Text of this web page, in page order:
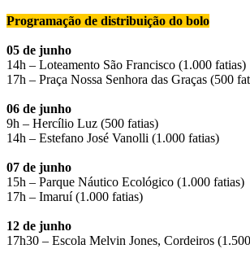
Programação de distribuição do bolo
05 de junho
14h – Loteamento São Francisco (1.000 fatias)
17h – Praça Nossa Senhora das Graças (500
06 de junho
9h – Hercílio Luz (500 fatias)
14h – Estefano José Vanolli (1.000 fatias)
07 de junho
15h – Parque Náutico Ecológico (1.000 fatias)
17h – Imaruí (1.000 fatias)
12 de junho
17h30 – Escola Melvin Jones, Cordeiros